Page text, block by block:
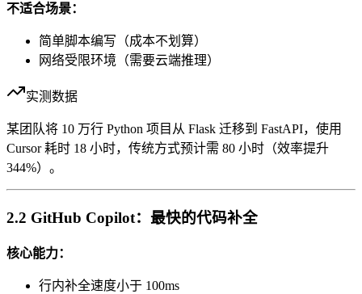
不适合场景：
简单脚本编写（成本不划算）
网络受限环境（需要云端推理）
实测数据
某团队将 10 万行 Python 项目从 Flask 迁移到 FastAPI，使用
Cursor 耗时 18 小时，传统方式预计需 80 小时（效率提升
344%）。
2.2 GitHub Copilot：最快的代码补全
核心能力：
行内补全速度小于 100ms